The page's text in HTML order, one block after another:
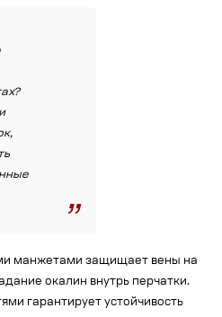
манжетами защищает вены на
окалин внутрь перчатки.
гарантирует устойчивость